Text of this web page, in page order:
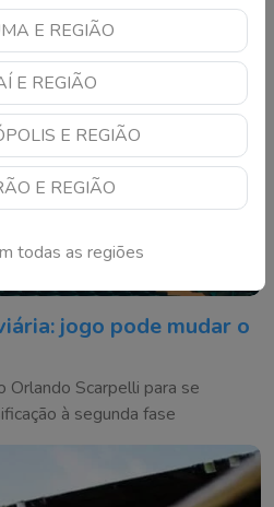
E REGIÃO
E REGIÃO
E REGIÃO
E REGIÃO
todas as regiões
jogo pode mudar o
Orlando Scarpelli para se
à segunda fase